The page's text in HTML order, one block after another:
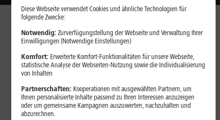
Diese Webseite verwendet Cookies und ähnliche Technologien für
folgende Zwecke:
Notwendig: Zurverfügungstellung der Webseite und Verwaltung Ihrer
Einwilligungen (Notwendige Einstellungen)
Komfort: Erweiterte Komfort-Funktionalitäten für unsere Webseite,
statistische Analyse der Webseiten-Nutzung sowie die Individualisierung
von Inhalten
Partnerschaften: Kooperationen mit ausgewählten Partnern, um
Ihnen personalisierte Inhalte passend zu Ihren Interessen anzuzeigen
oder um gemeinsame Kampagnen auszuwerten, nachzuhalten und
abzurechnen.